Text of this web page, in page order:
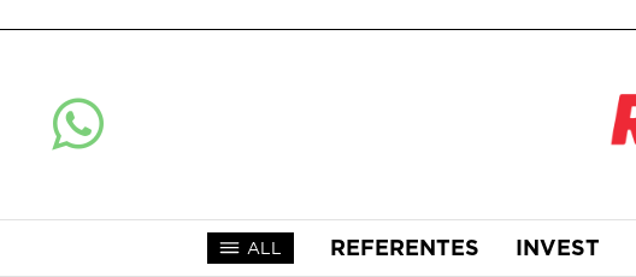
ALL REFERENTES INVEST